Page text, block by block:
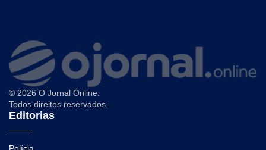
© 2026 O Jornal Online.
Todos direitos reservados.
Editorias
Polícia